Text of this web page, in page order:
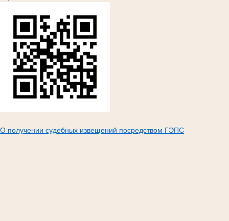
О получении судебных извещений посредством ГЭПС